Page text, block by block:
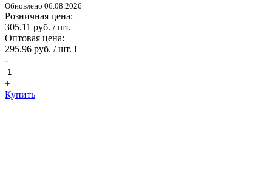
Обновлено 06.08.2026
Розничная цена:
305.11 руб. / шт.
Оптовая цена:
295.96 руб. / шт. !
-
+
Купить